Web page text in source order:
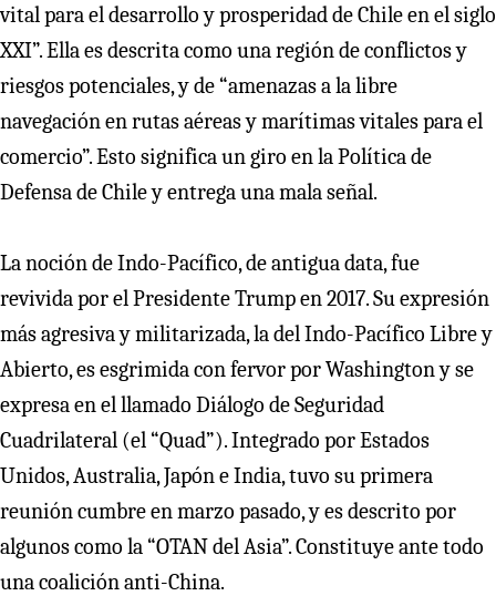
vital para el desarrollo y prosperidad de Chile en el siglo
XXI”. Ella es descrita como una región de conflictos y
riesgos potenciales, y de “amenazas a la libre
navegación en rutas aéreas y marítimas vitales para el
comercio”. Esto significa un giro en la Política de
Defensa de Chile y entrega una mala señal.
La noción de Indo-Pacífico, de antigua data, fue
revivida por el Presidente Trump en 2017. Su expresión
más agresiva y militarizada, la del Indo-Pacífico Libre y
Abierto, es esgrimida con fervor por Washington y se
expresa en el llamado Diálogo de Seguridad
Cuadrilateral (el “Quad”). Integrado por Estados
Unidos, Australia, Japón e India, tuvo su primera
reunión cumbre en marzo pasado, y es descrito por
algunos como la “OTAN del Asia”. Constituye ante todo
una coalición anti-China.